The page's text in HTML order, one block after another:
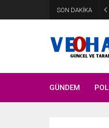
SON DAKİKA
GÜNDEM